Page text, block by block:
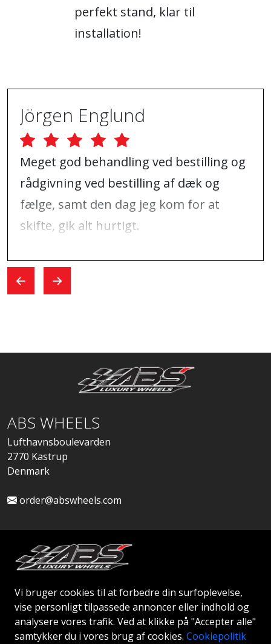
Vi bruger cookies til at forbedre din surfoplevelse,
vise personligt tilpassede annoncer eller indhold og
analysere vores trafik. Ved at klikke på "Accepter alle"
samtykker du i vores brug af cookies. Cookiepolitik
perfekt stand, klar til
installation!
Jörgen Englund
Meget god behandling ved bestilling og
rådgivning ved bestilling af dæk og
fælge, samt den dag jeg kom for at
skifte, gik alt hurtigt.
ABS WHEELS
Lufthavnsboulevarden
2770 Kastrup
Denmark
order@abswheels.com
Ansøg om Firmakonto